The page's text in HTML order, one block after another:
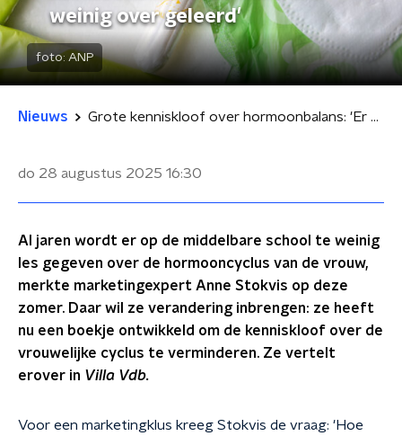
weinig over geleerd'
foto: ANP
Nieuws Grote kenniskloof over hormoonbalans: 'Er wordt te weinig over geleerd'
do 28 augustus 2025 16:30
Al jaren wordt er op de middelbare school te weinig
les gegeven over de hormooncyclus van de vrouw,
merkte marketingexpert Anne Stokvis op deze
zomer. Daar wil ze verandering inbrengen: ze heeft
nu een boekje ontwikkeld om de kenniskloof over de
vrouwelijke cyclus te verminderen. Ze vertelt
erover in Villa Vdb.
Voor een marketingklus kreeg Stokvis de vraag: 'Hoe